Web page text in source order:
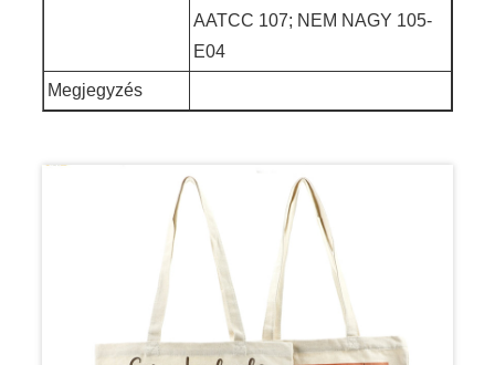
AATCC 107; NEM NAGY 105-
E04
Megjegyzés